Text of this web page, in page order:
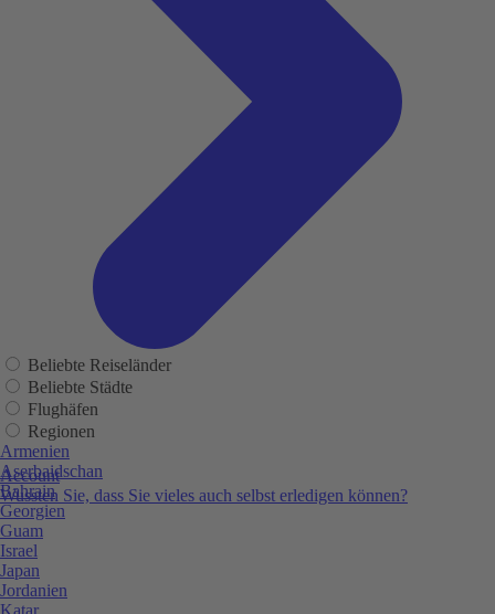
Account
Wussten Sie, dass Sie vieles auch selbst erledigen können?
Beliebte Reiseländer
Beliebte Städte
Flughäfen
Regionen
Armenien
Aserbaidschan
Bahrain
Georgien
Guam
Israel
Japan
Jordanien
Katar